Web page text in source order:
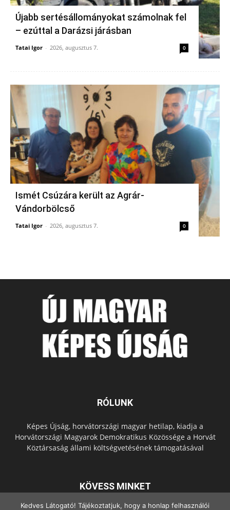
Újabb sertésállományokat számolnak fel
– ezúttal a Darázsi járásban
Tatai Igor - 2026, augusztus 7. 0
Ismét Csúzára került az Agrár-
Vándorbölcső
Tatai Igor - 2026, augusztus 7. 0
RÓLUNK
Képes Újság, horvátországi magyar hetilap, kiadja a
Horvátországi Magyarok Demokratikus Közössége a Horvát
Köztársaság állami költségvetésének támogatásával
KÖVESS MINKET
Kedves Látogató! Tájékoztatjuk, hogy a honlap felhasználói